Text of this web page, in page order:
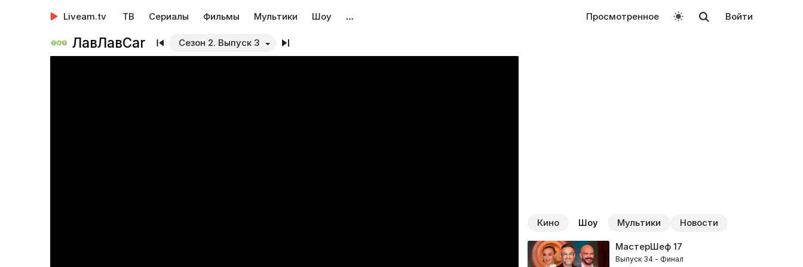
Liveam.tv ТВ Сериалы Фильмы Мультики Шоу … Просмотренное Войти
ЛавЛавCar Сезон 2. Выпуск 3
Кино Шоу Мультики Новости
МастерШеф17
Выпуск 34 - Финал